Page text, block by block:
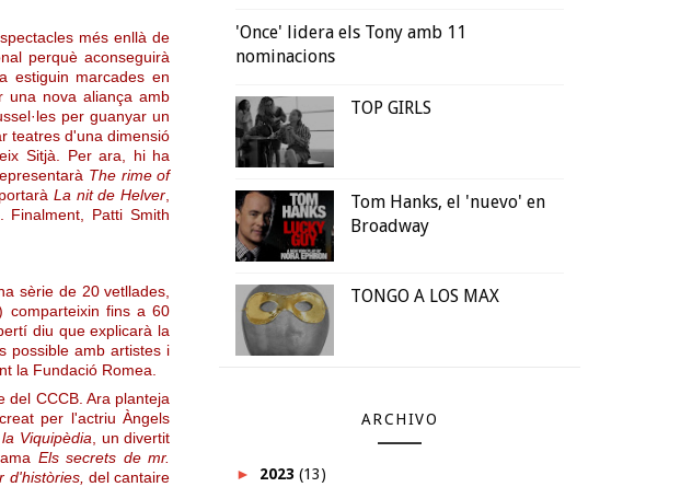
més enllà de
perquè aconseguirà
estiguin marcades en
una nova aliança amb
per guanyar un
teatres d'una dimensió
Sitjà. Per ara, hi ha
The rime of
La nit de Helver
Finalment, Patti Smith
sèrie de 20 vetllades,
comparteixin fins a 60
diu que explicarà la
possible amb artistes i
la Fundació Romea.
del CCCB. Ara planteja
per l'actriu Àngels
Viquipèdia , un divertit
Els secrets de mr.
d'històries, del cantaire
'Once' lidera els Tony amb 11
nominacions
TOP GIRLS
Tom Hanks, el 'nuevo' en
Broadway
TONGO A LOS MAX
ARCHIVO
► 2023 (13)